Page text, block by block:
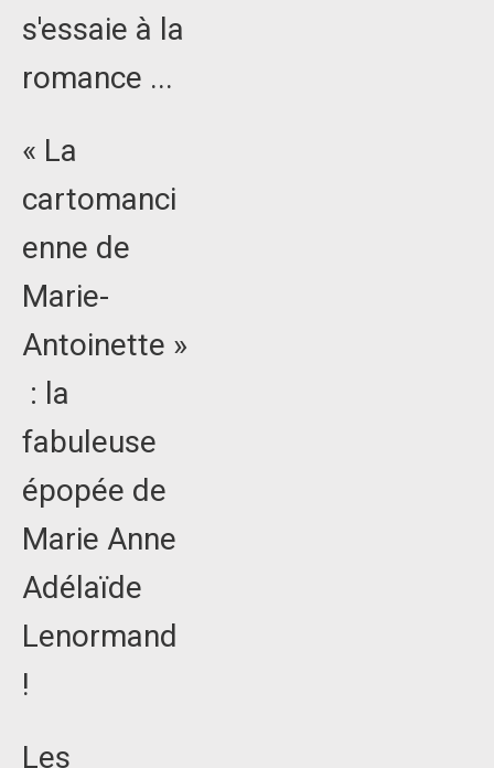
s'essaie à la
romance ...
« La
cartomanci
enne de
Marie-
Antoinette »
: la
fabuleuse
épopée de
Marie Anne
Adélaïde
Lenormand
!
Les